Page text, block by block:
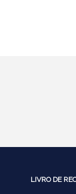
LIVRO DE